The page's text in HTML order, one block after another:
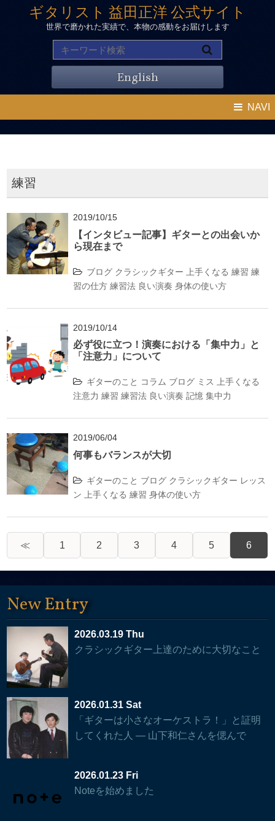
ギタリスト 益田正洋 公式サイト
世界で磨かれた実績で、本物の感動をお届けします
English
NAVI
練習
2019/10/15
【インタビュー記事】ギターとの出会いか
ら現在まで
ブログ クラシックギター 上手くなる 練習 練
習の仕方 練習法 良い演奏 身体の使い方
2019/10/14
必ず役に立つ！演奏における「集中力」と
「注意力」について
ギターのこと コラム ブログ ミス
上手くなる
注意力 練習 練習法 良い演奏 記憶 集中力
2019/06/04
何事もバランスが大切
ギターのこと ブログ クラシックギター レッス
ン
上手くなる 練習 身体の使い方
≪ 1 2 3 4 5 6
New Entry
2026.03.19 Thu
クラシックギター上達のために大切なこと
2026.01.31 Sat
「ギターは小さなオーケストラ！」と証明
してくれた人 — 山下和仁さんを偲んで
2026.01.23 Fri
Noteを始めました